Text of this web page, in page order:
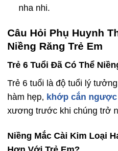
nha nhi.
Câu Hỏi Phụ Huynh
Niềng Răng Trẻ Em
Trẻ 6 Tuổi Đã Có Thể
Trẻ 6 tuổi là độ tuổi lý
hàm hẹp, khớp cắn ngược
xương trước khi chúng trở
Niềng Mắc Cài Kim Loại